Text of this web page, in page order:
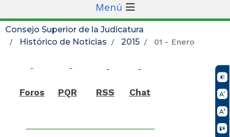
Menú
Consejo Superior de la Judicatura
Histórico de Noticias
2015 01 - Enero
Foros PQR RSS Chat